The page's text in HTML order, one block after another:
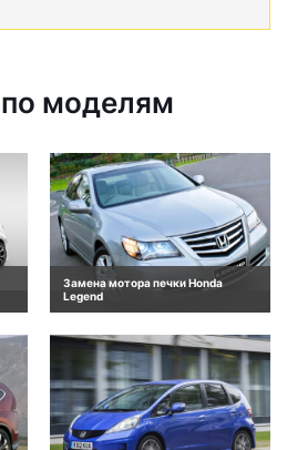
моделям
Замена мотора печки Honda
Legend